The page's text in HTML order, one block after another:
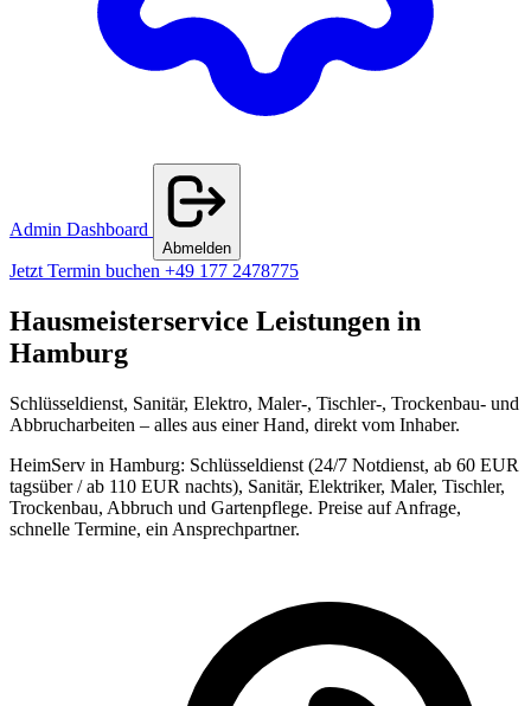
Admin Dashboard
Abmelden
Jetzt Termin buchen +49 177 2478775
Hausmeisterservice Leistungen in
Hamburg
Schlüsseldienst, Sanitär, Elektro, Maler-, Tischler-, Trockenbau- und
Abbrucharbeiten – alles aus einer Hand, direkt vom Inhaber.
HeimServ in Hamburg: Schlüsseldienst (24/7 Notdienst, ab 60 EUR
tagsüber / ab 110 EUR nachts), Sanitär, Elektriker, Maler, Tischler,
Trockenbau, Abbruch und Gartenpflege. Preise auf Anfrage,
schnelle Termine, ein Ansprechpartner.